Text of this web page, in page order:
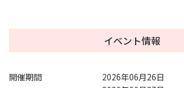
イベント情報
開催期間
2026年06月26日